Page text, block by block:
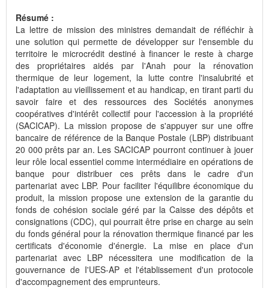
Résumé :
La lettre de mission des ministres demandait de réfléchir à
une solution qui permette de développer sur l'ensemble du
territoire le microcrédit destiné à financer le reste à charge
des propriétaires aidés par I'Anah pour la rénovation
thermique de leur logement, la lutte contre l'insalubrité et
l'adaptation au vieillissement et au handicap, en tirant parti du
savoir faire et des ressources des Sociétés anonymes
coopératives d'intérêt collectif pour l'accession à la propriété
(SACICAP). La mission propose de s'appuyer sur une offre
bancaire de référence de la Banque Postale (LBP) distribuant
20 000 prêts par an. Les SACICAP pourront continuer à jouer
leur rôle local essentiel comme intermédiaire en opérations de
banque pour distribuer ces prêts dans le cadre d'un
partenariat avec LBP. Pour faciliter l'équilibre économique du
produit, la mission propose une extension de la garantie du
fonds de cohésion sociale géré par la Caisse des dépôts et
consignations (CDC), qui pourrait être prise en charge au sein
du fonds général pour la rénovation thermique financé par les
certificats d'économie d'énergie. La mise en place d'un
partenariat avec LBP nécessitera une modification de la
gouvernance de I'UES-AP et l'établissement d'un protocole
d'accompagnement des emprunteurs.